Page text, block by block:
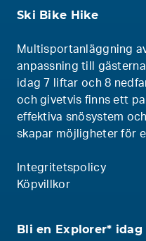
Ski Bike Hike
Multisportanläggning
anpassning till
idag 7 liftar och 8
och givetvis finns ett
effektiva snösystem
skapar möjligheter för
Integritetspolicy
Köpvillkor
Bli en Explorer* idag